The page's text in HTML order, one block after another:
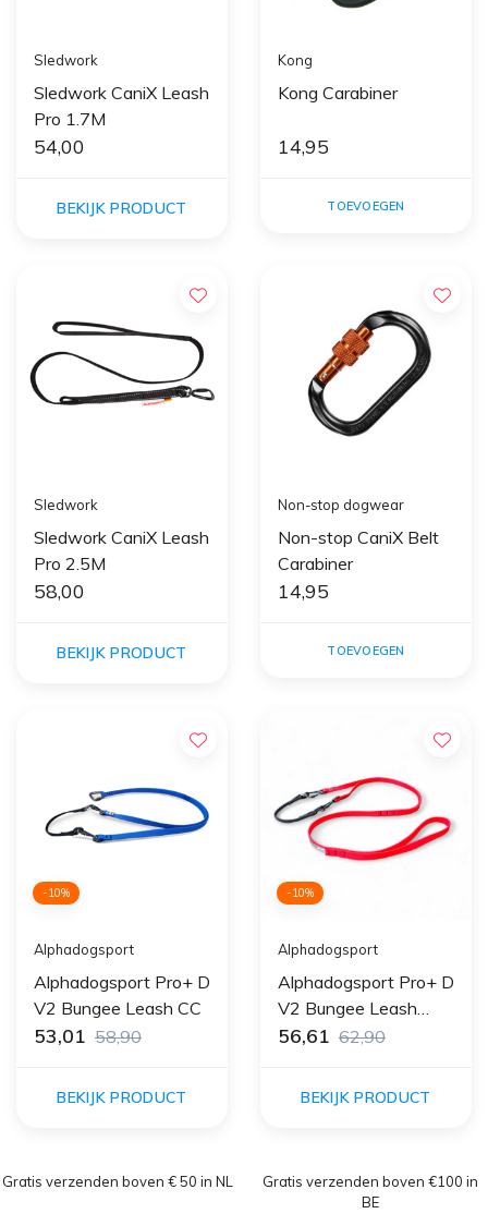
Sledwork
Sledwork CaniX Leash
Pro 1.7M
54,00
BEKIJK PRODUCT
Kong
Kong Carabiner
14,95
TOEVOEGEN
Sledwork
Sledwork CaniX Leash
Pro 2.5M
58,00
BEKIJK PRODUCT
Non-stop dogwear
Non-stop CaniX Belt
Carabiner
14,95
TOEVOEGEN
-10%
Alphadogsport
Alphadogsport Pro+ D
V2 Bungee Leash CC
53,01 58,90
BEKIJK PRODUCT
-10%
Alphadogsport
Alphadogsport Pro+ D
V2 Bungee Leash
BJ/DS
56,61 62,90
BEKIJK PRODUCT
Gratis verzenden boven € 50 in NL
Gratis verzenden boven €100 in
BE